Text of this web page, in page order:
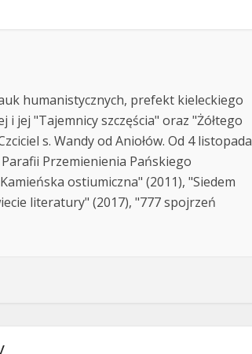
humanistycznych, prefekt kieleckiego
i jej "Tajemnicy szczęścia" oraz "Żółtego
s. Wandy od Aniołów. Od 4 listopada
Przemienienia Pańskiego
ostiumiczna" (2011), "Siedem
literatury" (2017), "777 spojrzeń